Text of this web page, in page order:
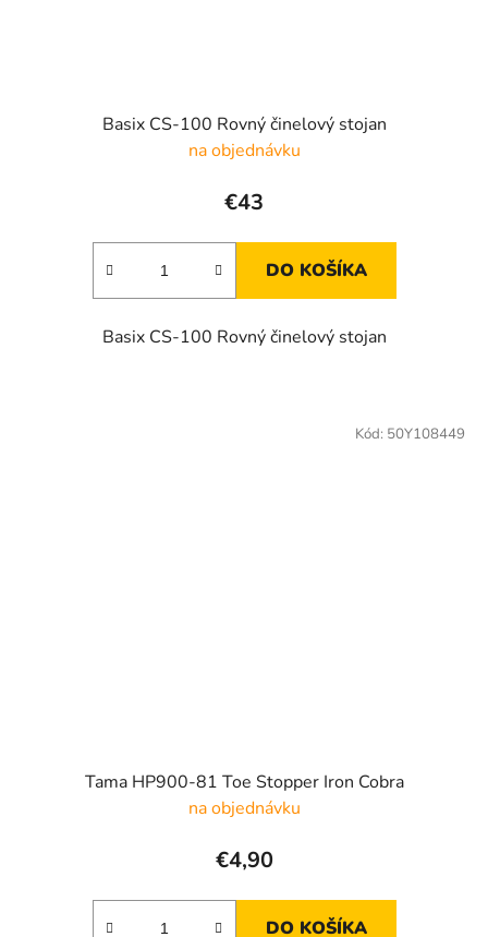
Basix CS-100 Rovný činelový stojan
na objednávku
€43
DO KOŠÍKA
Basix CS-100 Rovný činelový stojan
Tama HP900-81 Toe Stopper Iron Cobra
na objednávku
€4,90
DO KOŠÍKA
Kód: 50Y108449